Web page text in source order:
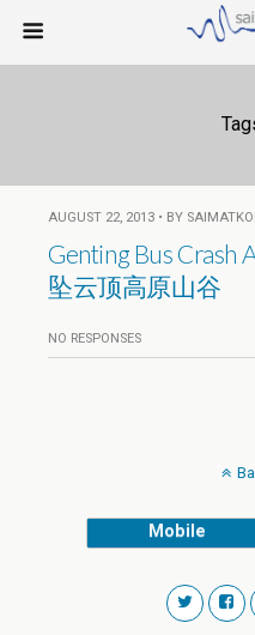
AUGUST 22, 2013 • BY
Genting Bus Crash
坠云顶高原山谷
NO RESPONSES
Mobile